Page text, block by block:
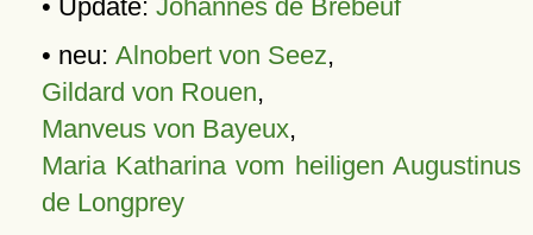
• Update: Johannes de Brébeuf
• neu: Alnobert von Seez,
Gildard von Rouen,
Manveus von Bayeux,
Maria Katharina vom heiligen Augustinus
de Longprey